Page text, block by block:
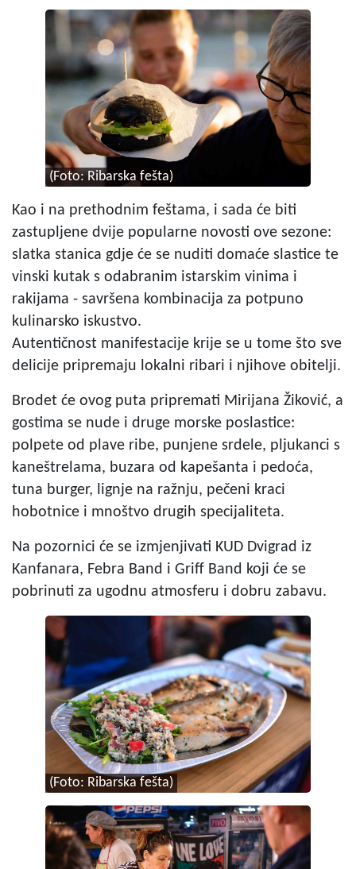
(Foto: Ribarska fešta)
Kao i na prethodnim feštama, i sada će biti
zastupljene dvije popularne novosti ove sezone:
slatka stanica gdje će se nuditi domaće slastice te
vinski kutak s odabranim istarskim vinima i
rakijama - savršena kombinacija za potpuno
kulinarsko iskustvo.
Autentičnost manifestacije krije se u tome što sve
delicije pripremaju lokalni ribari i njihove obitelji.
Brodet će ovog puta pripremati Mirijana Žiković, a
gostima se nude i druge morske poslastice:
polpete od plave ribe, punjene srdele, pljukanci s
kaneštrelama, buzara od kapešanta i pedoća,
tuna burger, lignje na ražnju, pečeni kraci
hobotnice i mnoštvo drugih specijaliteta.
Na pozornici će se izmjenjivati KUD Dvigrad iz
Kanfanara, Febra Band i Griff Band koji će se
pobrinuti za ugodnu atmosferu i dobru zabavu.
(Foto: Ribarska fešta)